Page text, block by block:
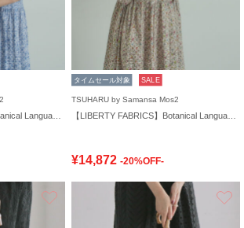
タイムセール対象 SALE
TSUHARU by Samansa Mos2
¥14,872 -20%OFF-